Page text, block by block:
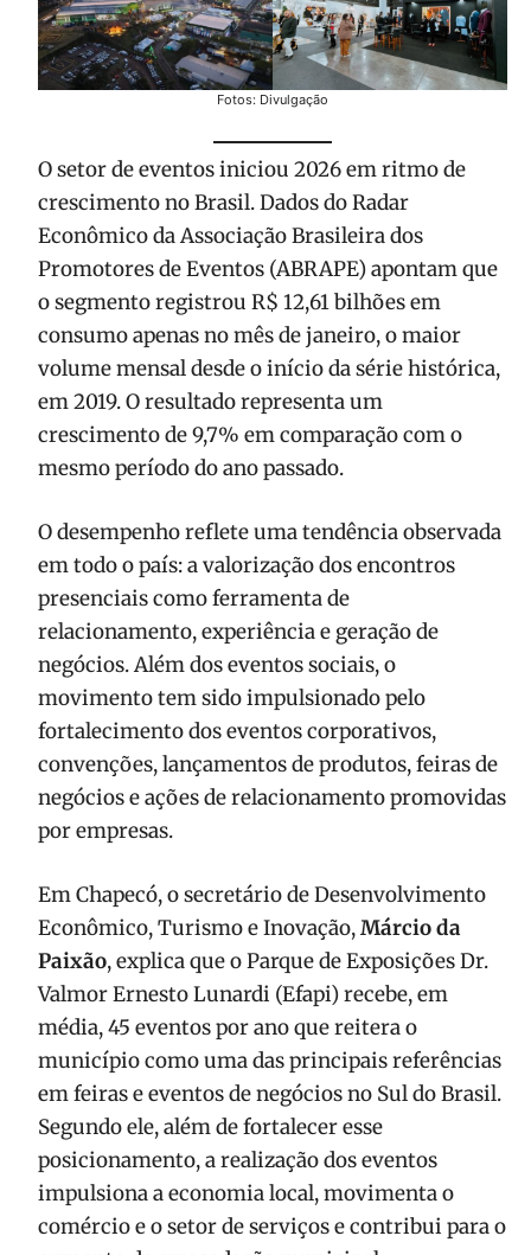
Fotos: Divulgação
O setor de eventos iniciou 2026 em ritmo de
crescimento no Brasil. Dados do Radar
Econômico da Associação Brasileira dos
Promotores de Eventos (ABRAPE) apontam que
o segmento registrou R$ 12,61 bilhões em
consumo apenas no mês de janeiro, o maior
volume mensal desde o início da série histórica,
em 2019. O resultado representa um
crescimento de 9,7% em comparação com o
mesmo período do ano passado.
O desempenho reflete uma tendência observada
em todo o país: a valorização dos encontros
presenciais como ferramenta de
relacionamento, experiência e geração de
negócios. Além dos eventos sociais, o
movimento tem sido impulsionado pelo
fortalecimento dos eventos corporativos,
convenções, lançamentos de produtos, feiras de
negócios e ações de relacionamento promovidas
por empresas.
Em Chapecó, o secretário de Desenvolvimento
Econômico, Turismo e Inovação,Márcio da
Paixão, explica que o Parque de Exposições Dr.
Valmor Ernesto Lunardi (Efapi) recebe, em
média, 45 eventos por ano que reitera o
município como uma das principais referências
em feiras e eventos de negócios no Sul do Brasil.
Segundo ele, além de fortalecer esse
posicionamento, a realização dos eventos
impulsiona a economia local, movimenta o
comércio e o setor de serviços e contribui para o